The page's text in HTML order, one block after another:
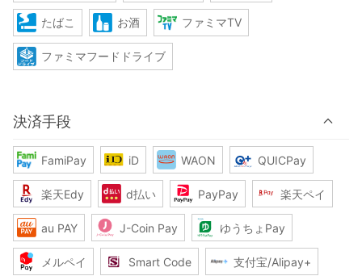
たばこ お酒 ファミマTV
ファミマフードドライブ
決済手段
FamiPay iD WAON QUICPay
楽天Edy d払い PayPay 楽天ペイ
au PAY J-Coin Pay ゆうちょPay
メルペイ Smart Code 支付宝/Alipay+